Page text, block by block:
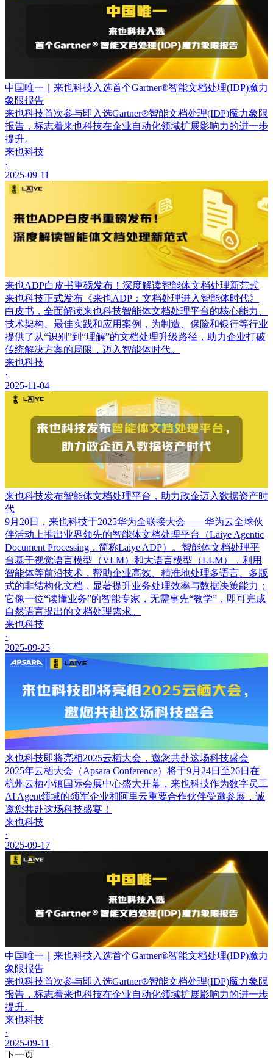
中国唯一｜来也科技入选首个Gartner®智能文档处理(IDP)魔力
象限报告
来也科技首次参与即入选Gartner®智能文档处理(IDP)魔力象限
报告，标志着来也科技在企业自动化领域扩展影响力的进一步
提升。
来也科技
·
2025-09-11
来也ADP白皮书重磅发布！深度解读智能体文档处理新范式
来也科技正式发布《来也ADP：文档处理进入智能体时代》
白皮书，全面解读来也科技智能体文档处理平台的核心能力、
技术架构、最佳实践和应用案例，为制造、保险和银行等行业
提供了从“识别”到“理解”的文档处理升级路径，助力企业打破
传统解决方案的局限，迈入智能体时代。
来也科技
·
2025-11-04
来也科技发布智能体文档处理平台，助力政企迈入数据资产时
代
9月20日，来也科技于2025华为全联接大会——华为云全球伙
伴活动上推出业界领先的智能体文档处理平台（Laiye Agentic
Document Processing，简称Laiye ADP）。智能体文档处理平
台基于视觉语言模型（VLM）和大语言模型（LLM），利用
智能体等前沿技术，帮助企业高效、精准地处理多语言、多版
式的非结构化文档，显著提升业务处理效率与数据决策能力；
它像一位“读懂业务”的智能专家，无需事先“教学”，即可完成
自然语言提出的文档处理需求。
来也科技
·
2025-09-25
来也科技即将亮相2025云栖大会，邀您共赴这场科技盛会
2025年云栖大会（Apsara Conference）将于9月24日至26日在
杭州云栖小镇国际会展中心盛大开幕，来也科技作为数字员工
AI Agent领域的领军企业和阿里云重要合作伙伴受邀参展，诚
邀您共赴这场科技盛宴！
来也科技
·
2025-09-17
中国唯一｜来也科技入选首个Gartner®智能文档处理(IDP)魔力
象限报告
来也科技首次参与即入选Gartner®智能文档处理(IDP)魔力象限
报告，标志着来也科技在企业自动化领域扩展影响力的进一步
提升。
来也科技
·
2025-09-11
下一页